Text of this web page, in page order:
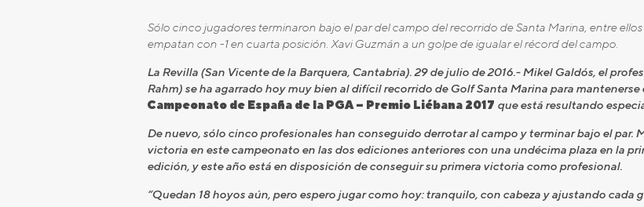
Sólo cinco jugadores terminaron bajo el par del campo del recorrido de Santa Marina, entre
empatan con -1 en cuarta posición. Xavi Guzmán a un golpe de igualar el récord del campo.
La Revilla (San Vicente de la Barquera, Cantabria). 29 de julio de 2016.- Mikel Galdós, el
Rahm) se ha agarrado hoy muy bien al difícil recorrido de Golf Santa Marina para
Campeonato de España de la PGA – Premio Liébana 2017 que está resultando
De nuevo, sólo cinco profesionales han conseguido derrotar al campo y terminar bajo el par.
victoria en este campeonato en las dos ediciones anteriores con una undécima plaza en la
edición, y este año está en disposición de conseguir su primera victoria como profesional.
“Quedan 18 hoyos aún, pero espero jugar como hoy: tranquilo, con cabeza y ajustando